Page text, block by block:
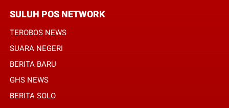
SULUH POS NETWORK
TEROBOS NEWS
SUARA NEGERI
BERITA BARU
GHS NEWS
BERITA SOLO